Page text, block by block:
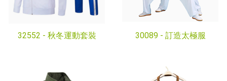
32552 - 秋冬運動套裝 30089 - 訂造太極服